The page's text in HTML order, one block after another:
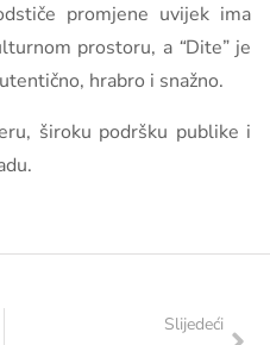
promjene uvijek ima
prostoru, a “Dite” je
hrabro i snažno.
široku podršku publike i
Slijedeći